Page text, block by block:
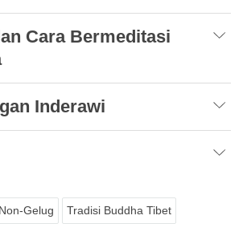
Cara Bermeditasi
Inderawi
Non-Gelug Tradisi Buddha Tibet